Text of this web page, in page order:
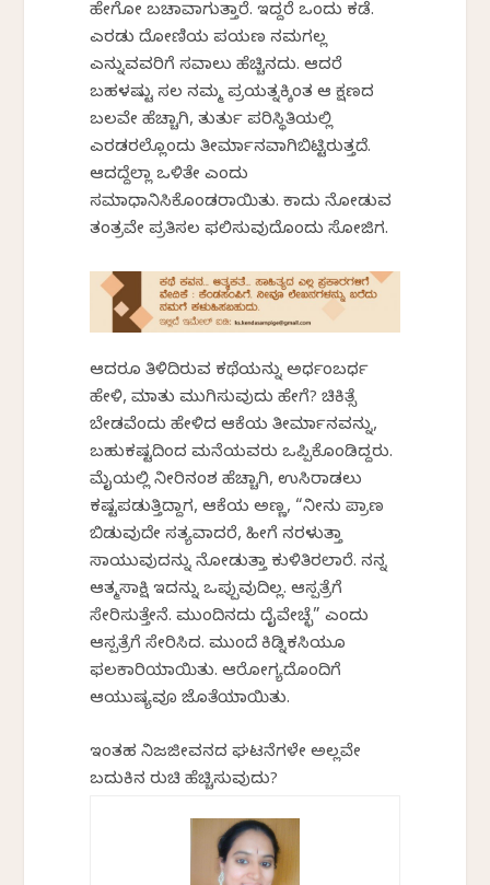
ಹೇಗೋ ಬಚಾವಾಗುತ್ತಾರೆ. ಇದ್ದರೆ ಒಂದು ಕಡೆ.
ಎರಡು ದೋಣಿಯ ಪಯಣ ನಮಗಲ್ಲ
ಎನ್ನುವವರಿಗೆ ಸವಾಲು ಹೆಚ್ಚಿನದು. ಆದರೆ
ಬಹಳಷ್ಟು ಸಲ ನಮ್ಮ ಪ್ರಯತ್ನಕ್ಕಿಂತ ಆ ಕ್ಷಣದ
ಬಲವೇ ಹೆಚ್ಚಾಗಿ, ತುರ್ತು ಪರಿಸ್ಥಿತಿಯಲ್ಲಿ
ಎರಡರಲ್ಲೊಂದು ತೀರ್ಮಾನವಾಗಿಬಿಟ್ಟಿರುತ್ತದೆ.
ಆದದ್ದೆಲ್ಲಾ ಒಳಿತೇ ಎಂದು
ಸಮಾಧಾನಿಸಿಕೊಂಡರಾಯಿತು. ಕಾದು ನೋಡುವ
ತಂತ್ರವೇ ಪ್ರತಿಸಲ ಫಲಿಸುವುದೊಂದು ಸೋಜಿಗ.
ಆದರೂ ತಿಳಿದಿರುವ ಕಥೆಯನ್ನು ಅರ್ಧಂಬರ್ಧ
ಹೇಳಿ, ಮಾತು ಮುಗಿಸುವುದು ಹೇಗೆ? ಚಿಕಿತ್ಸೆ
ಬೇಡವೆಂದು ಹೇಳಿದ ಆಕೆಯ ತೀರ್ಮಾನವನ್ನು,
ಬಹುಕಷ್ಟದಿಂದ ಮನೆಯವರು ಒಪ್ಪಿಕೊಂಡಿದ್ದರು.
ಮೈಯಲ್ಲಿ ನೀರಿನಂಶ ಹೆಚ್ಚಾಗಿ, ಉಸಿರಾಡಲು
ಕಷ್ಟಪಡುತ್ತಿದ್ದಾಗ, ಆಕೆಯ ಅಣ್ಣ, “ನೀನು ಪ್ರಾಣ
ಬಿಡುವುದೇ ಸತ್ಯವಾದರೆ, ಹೀಗೆ ನರಳುತ್ತಾ
ಸಾಯುವುದನ್ನು ನೋಡುತ್ತಾ ಕುಳಿತಿರಲಾರೆ. ನನ್ನ
ಆತ್ಮಸಾಕ್ಷಿ ಇದನ್ನು ಒಪ್ಪುವುದಿಲ್ಲ. ಆಸ್ಪತ್ರೆಗೆ
ಸೇರಿಸುತ್ತೇನೆ. ಮುಂದಿನದು ದೈವೇಚ್ಛೆ” ಎಂದು
ಆಸ್ಪತ್ರೆಗೆ ಸೇರಿಸಿದ. ಮುಂದೆ ಕಿಡ್ನಿಕಸಿಯೂ
ಫಲಕಾರಿಯಾಯಿತು. ಆರೋಗ್ಯದೊಂದಿಗೆ
ಆಯುಷ್ಯವೂ ಜೊತೆಯಾಯಿತು.
ಇಂತಹ ನಿಜಜೀವನದ ಘಟನೆಗಳೇ ಅಲ್ಲವೇ
ಬದುಕಿನ ರುಚಿ ಹೆಚ್ಚಿಸುವುದು?